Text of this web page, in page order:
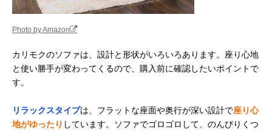
Photo by Amazon
カリモクのソファは、設計と形状がいろいろあります。座り心地
と使い勝手が変わってくるので、購入前に確認したいポイントで
す。
リラックスタイプは、フラットな座面や奥行が深い設計で座り心
地がゆったり しています。ソファでゴロゴロして、のんびりくつ